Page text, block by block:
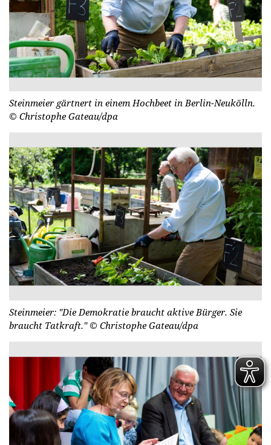
Steinmeier gärtnert in einem Hochbeet in Berlin-Neukölln.
© Christophe Gateau/dpa
Steinmeier: "Die Demokratie braucht aktive Bürger. Sie
braucht Tatkraft." © Christophe Gateau/dpa